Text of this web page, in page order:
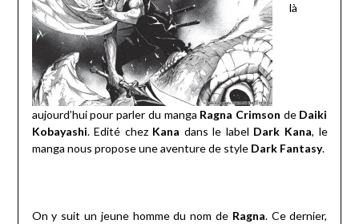
là
aujourd’hui pour parler du manga Ragna Crimson de Daiki
Kobayashi. Edité chez Kana dans le label Dark Kana, le
manga nous propose une aventure de style Dark Fantasy.
On y suit un jeune homme du nom de Ragna. Ce dernier,